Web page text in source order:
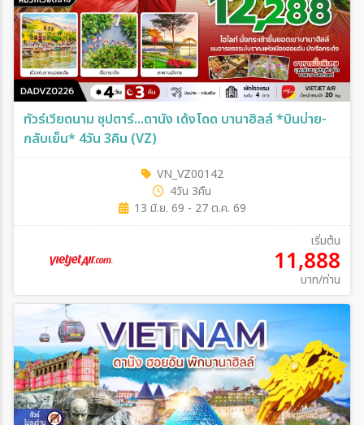
ทัวร์เวียดนาม ซุปตาร์...ดานัง เด้งโดด บานาฮิลล์ *บินบ่าย-
กลับเย็น* 4วัน 3คืน (VZ)
VN_VZ00142
4วัน 3คืน
13 มิ.ย. 69 - 27 ต.ค. 69
เริ่มต้น
11,888
บาท/ท่าน